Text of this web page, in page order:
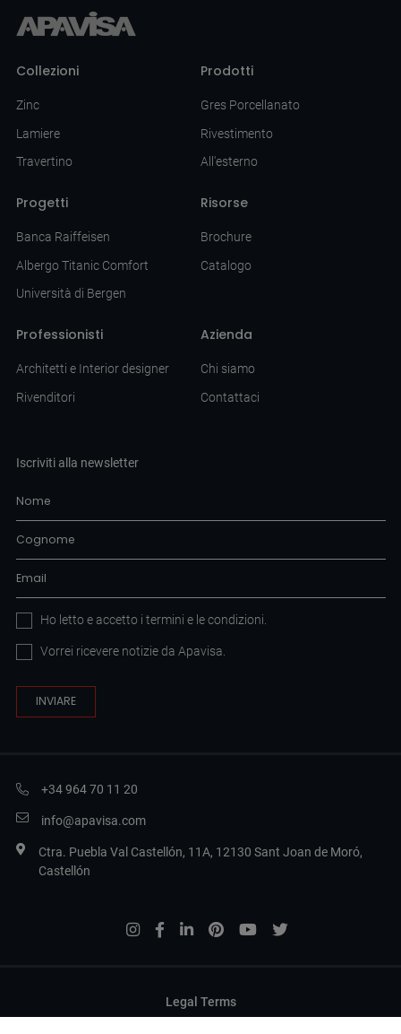
Collezioni
Zinc
Lamiere
Travertino
Prodotti
Gres Porcellanato
Rivestimento
All'esterno
Progetti
Banca Raiffeisen
Albergo Titanic Comfort
Università di Bergen
Risorse
Brochure
Catalogo
Professionisti
Architetti e Interior designer
Rivenditori
Azienda
Chi siamo
Contattaci
Iscriviti alla newsletter
Ho letto e accetto i termini e le condizioni
Vorrei ricevere notizie da Apavisa.
+34 964 70 11 20
info@apavisa.com
Ctra. Puebla Val Castellón, 11A, 12130 Sant Joan de Moró,
Castellón
Legal Terms